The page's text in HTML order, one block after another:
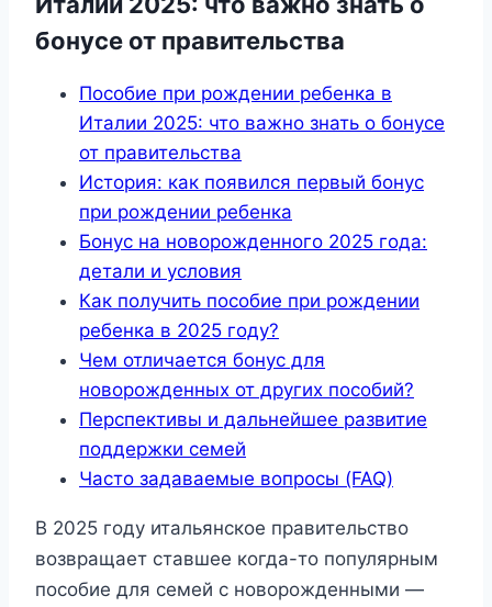
бонусе от правительства
Пособие при рождении ребенка в
Италии 2025: что важно знать о бонусе
от правительства
История: как появился первый бонус
при рождении ребенка
Бонус на новорожденного 2025 года:
детали и условия
Как получить пособие при рождении
ребенка в 2025 году?
Чем отличается бонус для
новорожденных от других пособий?
Перспективы и дальнейшее развитие
поддержки семей
Часто задаваемые вопросы (FAQ)
В 2025 году итальянское правительство
возвращает ставшее когда-то популярным
пособие для семей с новорожденными —